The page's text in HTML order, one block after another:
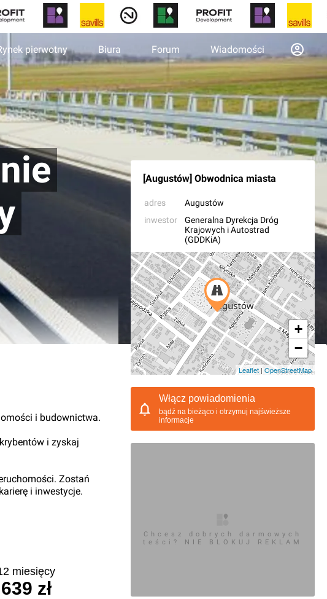
pierwotny Biura Forum Wiadomości
[Augustów] Obwodnica miasta
adres
Augustów
inwestor
Generalna Dyrekcja Dróg
Krajowych i Autostrad
(GDDKiA)
+
−
Leaflet | OpenStreetMap
i budownictwa.
i zyskaj
Zostań
i inwestycje.
miesięcy
639 zł
Włącz powiadomienia
bądź na bieżąco i otrzymuj najświeższe
informacje
Chcesz dobrych darmowych
teści? NIE BLOKUJ REKLAM